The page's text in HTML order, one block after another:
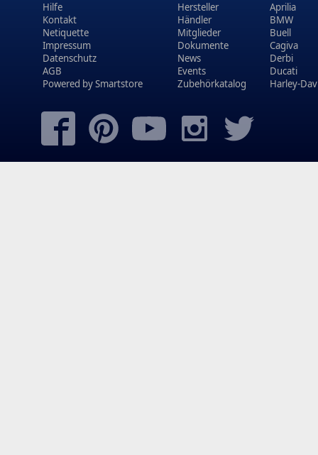
Hilfe
Kontakt
Netiquette
Impressum
Datenschutz
AGB
Powered bySmartstore
Hersteller
Händler
Mitglieder
Dokumente
News
Events
Zubehörkatalog
Aprilia
BMW
Buell
Cagiva
Derbi
Ducati
Harley-